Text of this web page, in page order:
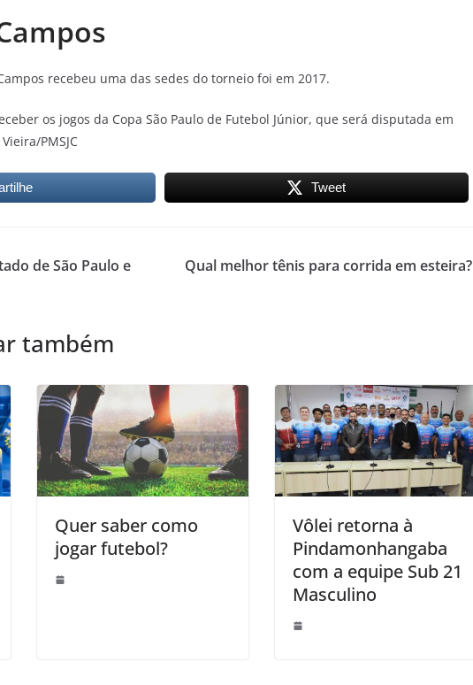
recebeu uma das sedes do torneio foi em 2017.
os jogos da Copa São Paulo de Futebol Júnior, que será disputada em
PMSJC
Tweet
de São Paulo e
Qual melhor tênis para corrida em esteira?
também
Quer saber como
jogar futebol?
Vôlei retorna à
Pindamonhangaba
com a equipe Sub 21
Masculino